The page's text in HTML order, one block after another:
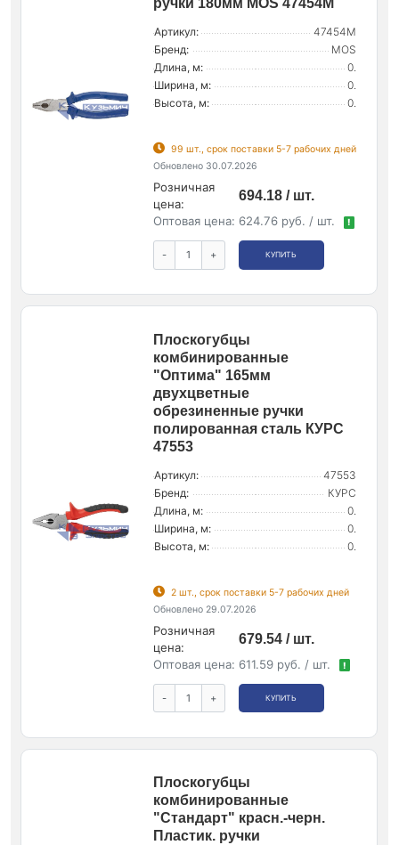
ручки 180мм MOS 47454М
Артикул:
47454М
Бренд:
MOS
Длина, м:
0.
Ширина, м:
0.
Высота, м:
0.
99 шт., срок поставки 5-7 рабочих дней
Обновлено 30.07.2026
Розничная
цена:
694.18 / шт.
Оптовая цена: 624.76 руб. / шт. !
- + КУПИТЬ
Плоскогубцы
комбинированные
"Оптима" 165мм
двухцветные
обрезиненные ручки
полированная сталь КУРС
47553
Артикул:
47553
Бренд:
КУРС
Длина, м:
0.
Ширина, м:
0.
Высота, м:
0.
2 шт., срок поставки 5-7 рабочих дней
Обновлено 29.07.2026
Розничная
цена:
679.54 / шт.
Оптовая цена: 611.59 руб. / шт. !
- + КУПИТЬ
Плоскогубцы
комбинированные
"Стандарт" красн.-черн.
Пластик. ручки